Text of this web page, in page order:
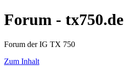
Forum - tx750.de
Forum der IG TX 750
Zum Inhalt